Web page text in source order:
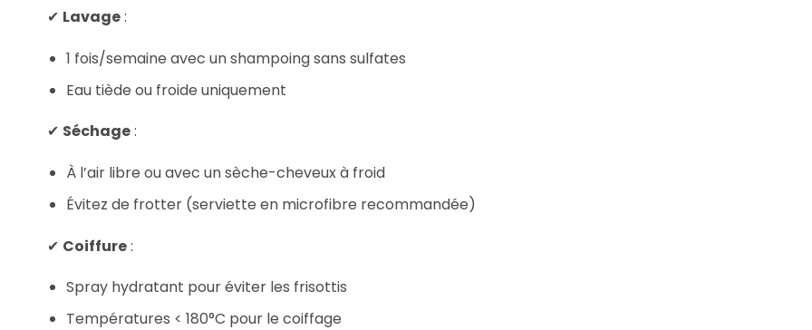
✔ Lavage:
1 fois/semaine avec un shampoing sans sulfates
Eau tiède ou froide uniquement
✔ Séchage:
À l’air libre ou avec un sèche-cheveux à froid
Évitez de frotter (serviette en microfibre recommandée)
✔ Coiffure:
Spray hydratant pour éviter les frisottis
Températures < 180°C pour le coiffage